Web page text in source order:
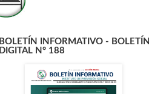
BOLETÍN INFORMATIVO - BOLETÍN
DIGITAL N° 188